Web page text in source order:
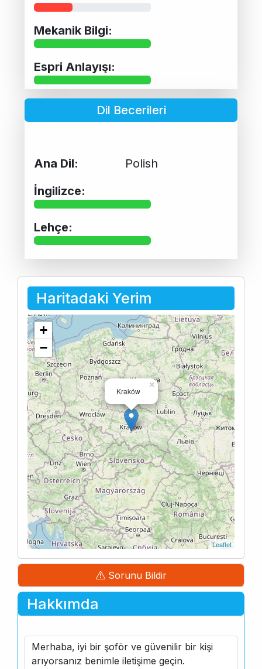
Mekanik Bilgi:
Espri Anlayışı:
Dil Becerileri
Ana Dil:
Polish
İngilizce:
Lehçe:
Haritadaki Yerim
Kraków
×
+
−
Leaflet
Sorunu Bildir
Hakkımda
Merhaba, iyi bir şoför ve güvenilir bir kişi
arıyorsanız benimle iletişime geçin.